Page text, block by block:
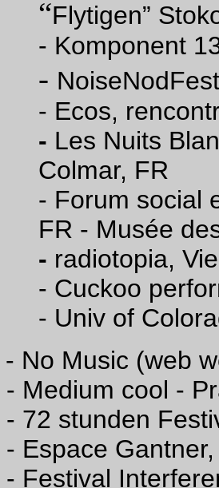
“Flytigen”
- Komponent
-
- Ecos,
- Les Nuits
Colmar, FR
- Forum social
FR - Musée
- radiotopia,
- Cuckoo
- Univ of
- No Music (web
- Medium cool -
- 72 stunden
- Espace
- Festival